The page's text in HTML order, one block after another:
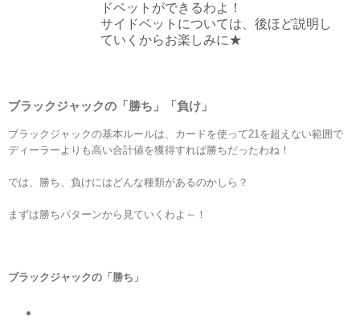
ドベットができるわよ！
サイドベットについては、後ほど説明し
ていくからお楽しみに★
ブラックジャックの「勝ち 」「負け 」
ブラックジャックの基本ルールは、
カードを使って21を超えない範囲で
ディーラーよりも高い合計値を獲得すれば勝ちだったわね！
では、勝ち、負けにはどんな種類があるのかしら ？
まずは勝ちパターンから見ていくわよ～！
ブラックジャックの「勝ち 」